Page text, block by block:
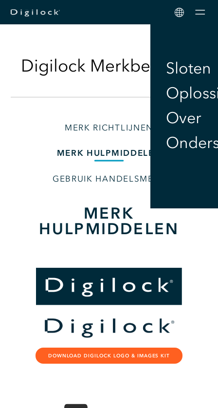
Sloten
Over
Digilock Merkbeleving
MERK RICHTLIJNEN
MERK HULPMIDDELEN
GEBRUIK HANDELSMERK
MERK
HULPMIDDELEN
DOWNLOAD DIGILOCK LOGO & IMAGES KIT